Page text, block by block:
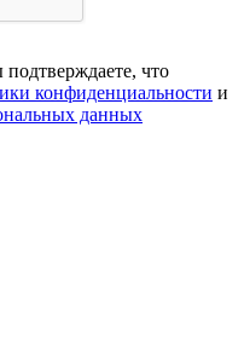
что
конфиденциальности и
данных